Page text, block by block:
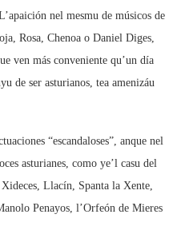
nel mesmu de músicos de
Rosa, Chenoa o Daniel Diges,
ven más conveniente qu’un día
de ser asturianos, tea amenizáu
“escandaloses”, anque nel
asturianes, como ye’l casu del
Llacín, Spanta la Xente,
Penayos, l’Orfeón de Mieres